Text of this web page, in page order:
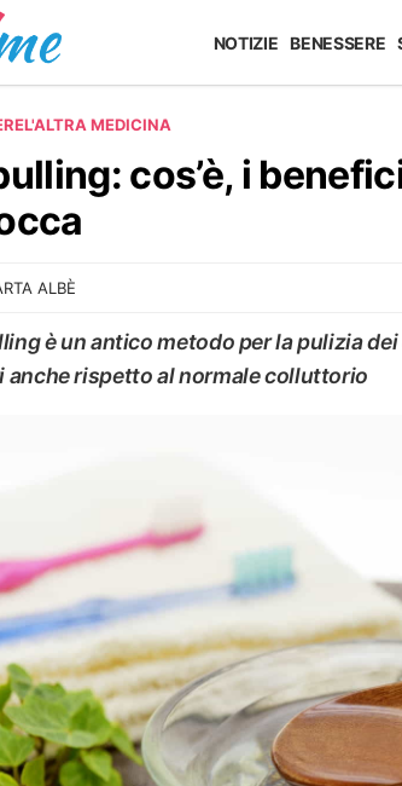
NOTIZIE BENESSERE
L'ALTRA MEDICINA
cos’è, i
ALBÈ
è un antico metodo per la pulizia
anche rispetto al normale colluttorio